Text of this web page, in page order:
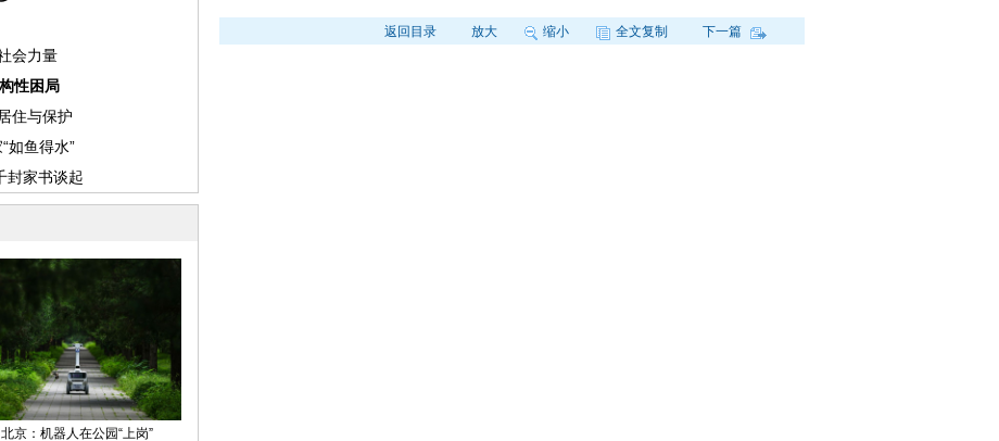
返回目录 放大 缩小 全文复制 下一篇